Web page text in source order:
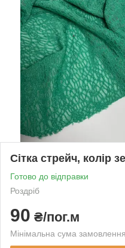
Сітка стрейч, колір
Готово до відправки
Роздріб
90 ₴/пог.м
Мінімальна сума